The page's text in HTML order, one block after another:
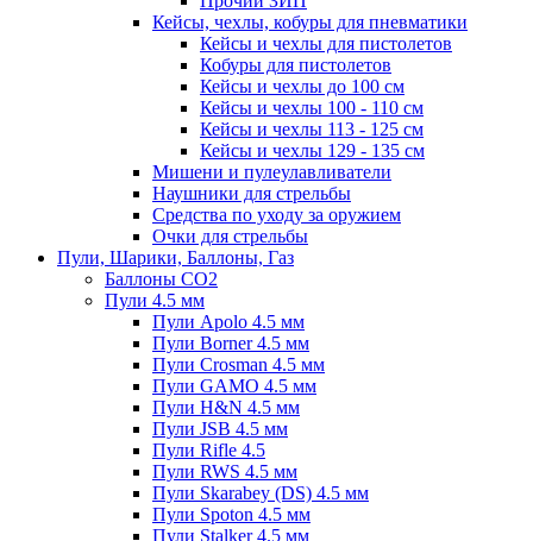
Кейсы, чехлы, кобуры для пневматики
Кейсы и чехлы для пистолетов
Кобуры для пистолетов
Кейсы и чехлы до 100 см
Кейсы и чехлы 100 - 110 см
Кейсы и чехлы 113 - 125 см
Кейсы и чехлы 129 - 135 см
Мишени и пулеулавливатели
Наушники для стрельбы
Средства по уходу за оружием
Очки для стрельбы
Пули, Шарики, Баллоны, Газ
Баллоны CO2
Пули 4.5 мм
Пули Apolo 4.5 мм
Пули Borner 4.5 мм
Пули Crosman 4.5 мм
Пули GAMO 4.5 мм
Пули H&N 4.5 мм
Пули JSB 4.5 мм
Пули Rifle 4.5
Пули RWS 4.5 мм
Пули Skarabey (DS) 4.5 мм
Пули Spoton 4.5 мм
Пули Stalker 4.5 мм